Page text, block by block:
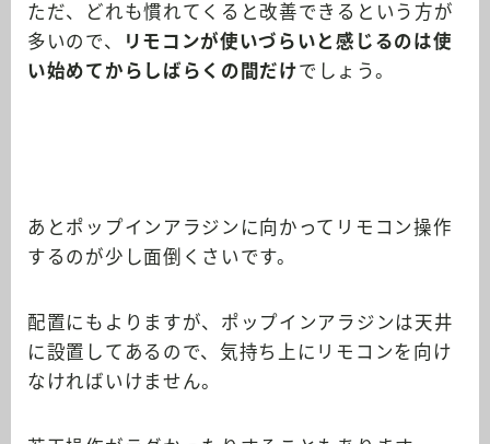
ただ、どれも慣れてくると改善できるという方が
多いので、
リモコンが使いづらいと感じるのは使
い始めてからしばらくの間だけでしょう。
あとポップインアラジンに向かってリモコン操作
するのが少し面倒くさいです。
配置にもよりますが、ポップインアラジンは天井
に設置してあるので、気持ち上にリモコンを向け
なければいけません。